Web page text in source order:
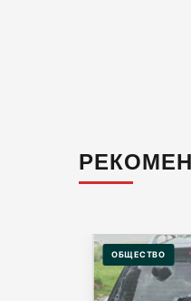
ОБЩЕСТВО